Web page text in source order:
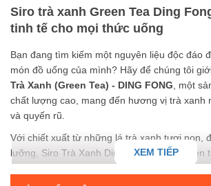
Siro trà xanh Green Tea Ding
tinh tế cho mọi thức uống
Bạn đang tìm kiếm một nguyên liệu độc đáo
món đồ uống của mình? Hãy để chúng tôi
Trà Xanh (Green Tea) - DING FONG , một
chất lượng cao, mang đến hương vị trà xanh
và quyến rũ.
Với chiết xuất từ những lá trà xanh tươi non,
lưỡng, Siro Trà Xanh Ding Fong giữ trọn vẹn
của trà xanh sẽ làm say đắm bất kỳ ai
XEM TIẾP